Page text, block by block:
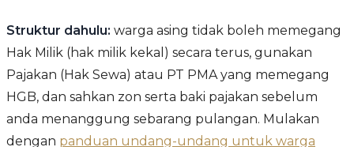
Struktur dahulu: warga asing tidak boleh memegang
Hak Milik (hak milik kekal) secara terus, gunakan
Pajakan (Hak Sewa) atau PT PMA yang memegang
HGB, dan sahkan zon serta baki pajakan sebelum
anda menanggung sebarang pulangan. Mulakan
dengan panduan undang-undang untuk warga